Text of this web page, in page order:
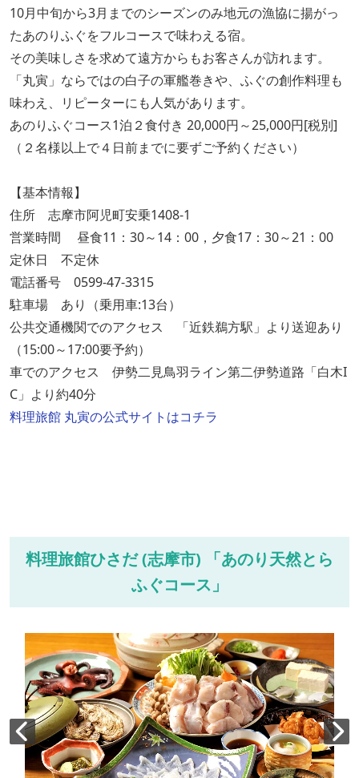
10月中旬から3月までのシーズンのみ地元の漁協に揚がっ
たあのりふぐをフルコースで味わえる宿。
その美味しさを求めて遠方からもお客さんが訪れます。
「丸寅」ならではの白子の軍艦巻きや、ふぐの創作料理も
味わえ、リピーターにも人気があります。
あのりふぐコース1泊２食付き 20,000円～25,000円[税別]
（２名様以上で４日前までに要ずご予約ください）
【基本情報】
住所 志摩市阿児町安乗1408-1
営業時間 昼食11：30～14：00，夕食17：30～21：00
定休日 不定休
電話番号 0599-47-3315
駐車場 あり（乗用車:13台）
公共交通機関でのアクセス 「近鉄鵜方駅」より送迎あり
（15:00～17:00要予約）
車でのアクセス 伊勢二見鳥羽ライン第二伊勢道路「白木I
C」より約40分
料理旅館 丸寅の公式サイトはコチラ
料理旅館ひさだ (志摩市) 「あのり天然とら
ふぐコース」